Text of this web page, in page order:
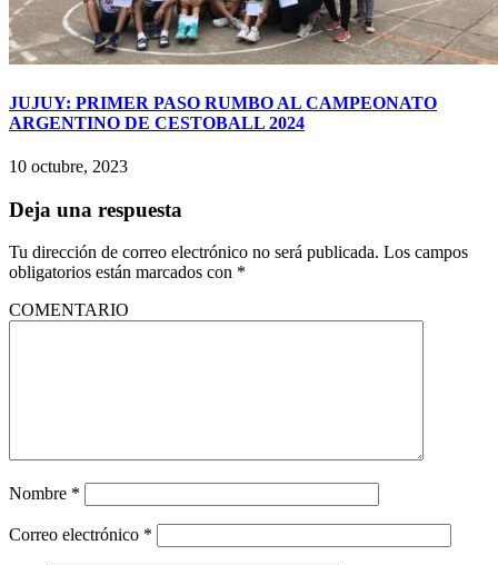
JUJUY: PRIMER PASO RUMBO AL CAMPEONATO
ARGENTINO DE CESTOBALL 2024
10 octubre, 2023
Deja una respuesta
Tu dirección de correo electrónico no será publicada. Los campos
obligatorios están marcados con *
COMENTARIO
Nombre *
Correo electrónico *